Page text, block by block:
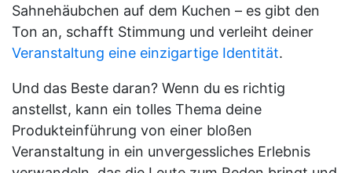
Sahnehäubchen auf dem Kuchen – es gibt den
Ton an, schafft Stimmung und verleiht deiner
Veranstaltung eine einzigartige Identität.
Und das Beste daran? Wenn du es richtig
anstellst, kann ein tolles Thema deine
Produkteinführung von einer bloßen
Veranstaltung in ein unvergessliches Erlebnis